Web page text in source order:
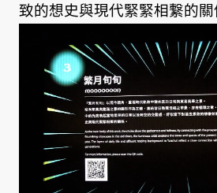
致的想史與現代緊緊相繋的關